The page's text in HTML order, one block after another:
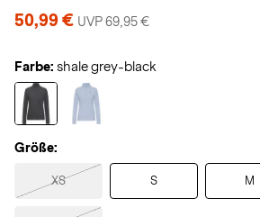
50,99 € UVP 69,95 €
Farbe: shale grey-black
Größe:
XS S M